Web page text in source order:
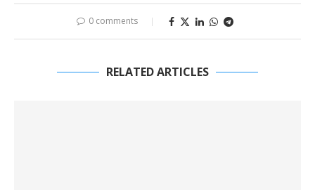
0 comments
RELATED ARTICLES